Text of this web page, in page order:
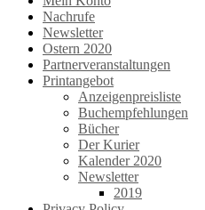
Nachrufe
Newsletter
Ostern 2020
Partnerveranstaltungen
Printangebot
Anzeigenpreisliste
Buchempfehlungen
Bücher
Der Kurier
Kalender 2020
Newsletter
2019